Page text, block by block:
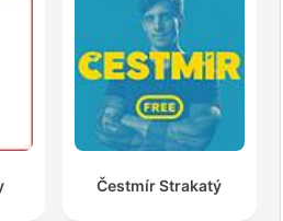
Čestmír Strakatý